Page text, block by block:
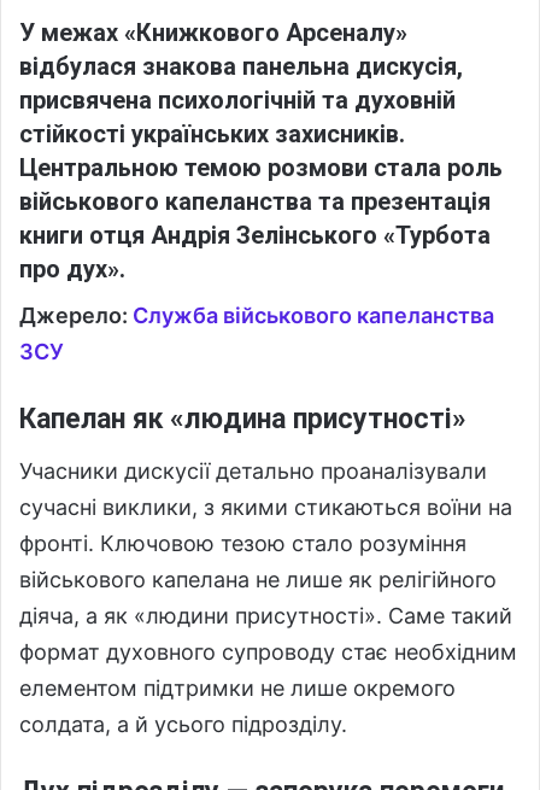
У межах «Книжкового Арсеналу»
відбулася знакова панельна дискусія,
присвячена психологічній та духовній
стійкості українських захисників.
Центральною темою розмови стала роль
військового капеланства та презентація
книги отця Андрія Зелінського «Турбота
про дух».
Джерело: Служба військового капеланства
ЗСУ
Капелан як «людина присутності»
Учасники дискусії детально проаналізували
сучасні виклики, з якими стикаються воїни на
фронті. Ключовою тезою стало розуміння
військового капелана не лише як релігійного
діяча, а як «людини присутності». Саме такий
формат духовного супроводу стає необхідним
елементом підтримки не лише окремого
солдата, а й усього підрозділу.